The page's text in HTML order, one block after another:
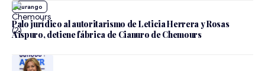
Durango
Palo jurídico al autoritarismo de Leticia Herrera y Rosas
Aispuro, detiene fábrica de Cianuro de Chemours
Durango